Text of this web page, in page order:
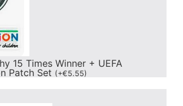
15 Times Winner + UEFA
Patch Set (+€5.55)